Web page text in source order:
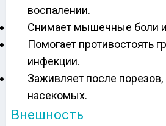
воспалении.
Снимает мышечные боли
Помогает противостоять
инфекции.
Заживляет после порезов,
насекомых.
Внешность